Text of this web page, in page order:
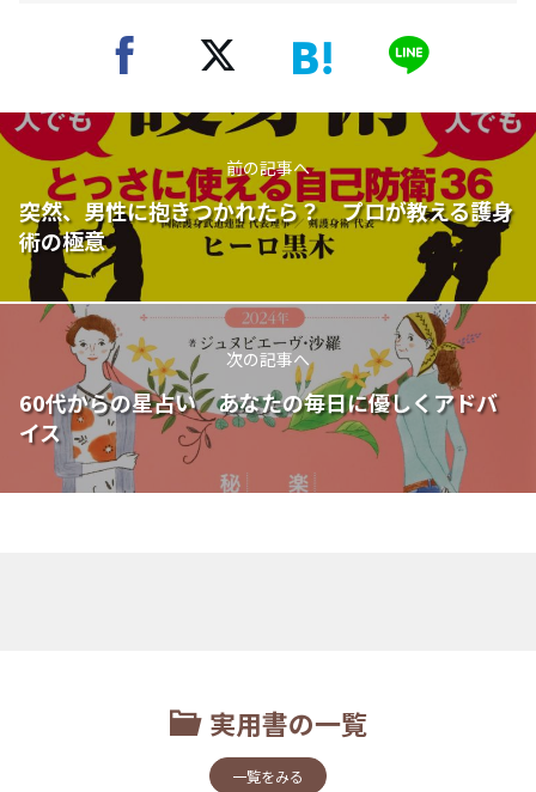
前の記事へ
突然、男性に抱きつかれたら？ プロが教える護身
術の極意
次の記事へ
60代からの星占い あなたの毎日に優しくアドバ
イス
実用書の一覧
一覧をみる